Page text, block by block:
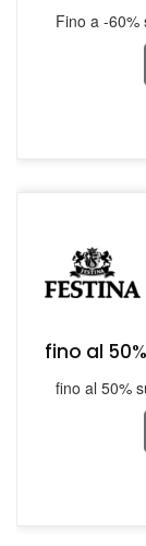
Fino a -60%
fino al
fino al 50%